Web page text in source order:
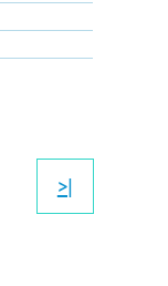
>|